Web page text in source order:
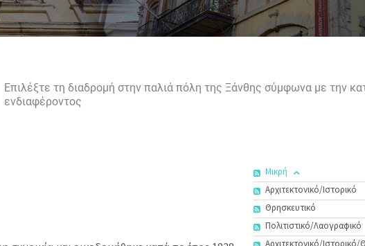
Επιλέξτε τη διαδρομή στην παλιά πόλη της Ξάνθης σύμφωνα με την
ενδιαφέροντος
Μικρή
Αρχιτεκτονικό/Ιστορικό
Θρησκευτικό
Πολιτιστικό/Λαογραφικό
Αρχιτεκτονικό/Ιστορικό/